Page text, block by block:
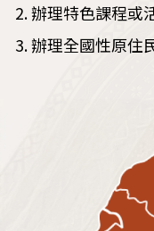
辦理特色課程或
辦理全國性原住